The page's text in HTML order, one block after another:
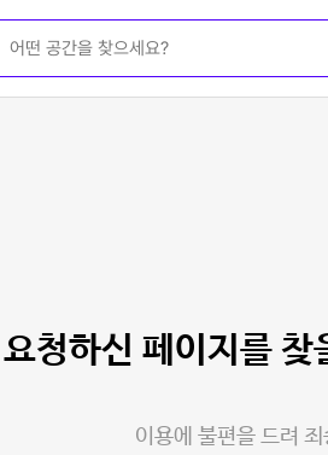
요청하신 페이지를 찾
이용에 불편을 드려